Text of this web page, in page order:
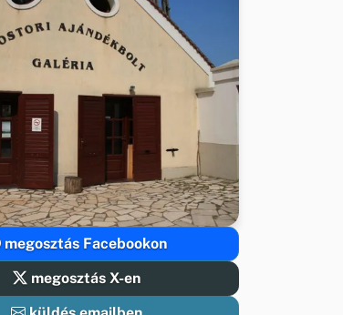
megosztás Facebookon
megosztás X-en